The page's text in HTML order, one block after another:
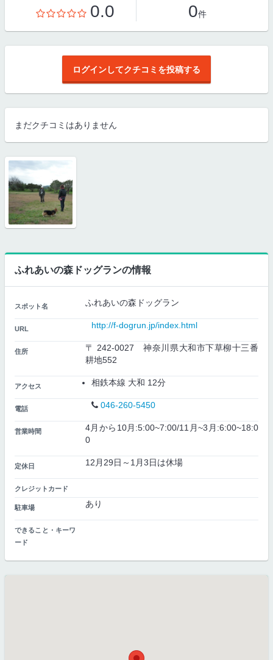
0.0 0件
ログインしてクチコミを投稿する
まだクチコミはありません
ふれあいの森ドッグランの情報
スポット名 ふれあいの森ドッグラン
URL http://f-dogrun.jp/index.html
住所
〒 242-0027 神奈川県大和市下草柳十三番
耕地552
アクセス 相鉄本線 大和 12分
電話 046-260-5450
営業時間
4月から10月:5:00~7:00/11月~3月:6:00~18:0
0
定休日 12月29日～1月3日は休場
クレジットカード
駐車場 あり
できること・キーワ
ード